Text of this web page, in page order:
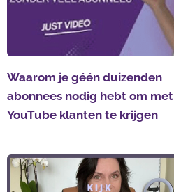
Waarom je géén duizenden
abonnees nodig hebt om met
YouTube klanten te krijgen